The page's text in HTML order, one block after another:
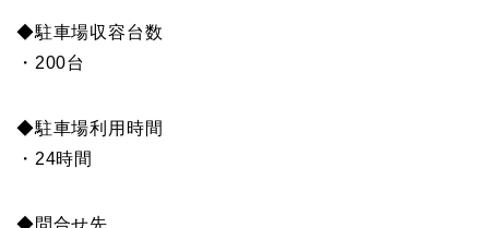
◆駐車場収容台数
・200台
◆駐車場利用時間
・24時間
◆問合せ先